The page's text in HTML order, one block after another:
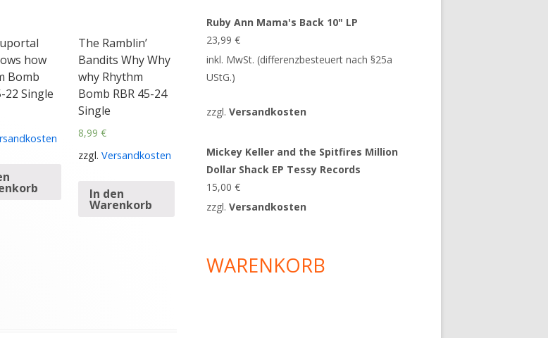
how
Bomb
22 Single
The Ramblin’
Bandits Why Why
why Rhythm
Bomb RBR 45-24
Single
8,99 €
zzgl. Versandkosten
In den
Warenkorb
Ruby Ann Mama's Back 10" LP
23,99€
inkl. MwSt. (differenzbesteuert nach §25a
UStG.)
zzgl.Versandkosten
Mickey Keller and the Spitfires Million
Dollar Shack EP Tessy Records
15,00€
zzgl.Versandkosten
WARENKORB